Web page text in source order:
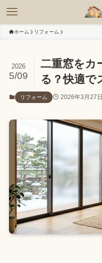
ホーム リフォーム
二重窓をカ
る？快適で
2026
5/09
リフォーム 2026年3月27日